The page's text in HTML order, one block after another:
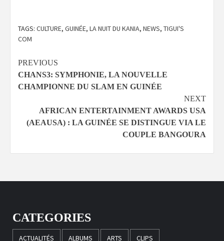
TAGS: CULTURE, GUINÉE, LA NUIT DU KANIA, NEWS, TIGUI'S
COM
Continue
Reading
PREVIOUS
CHANS3: SYMPHONIE, LA NOUVELLE
CHAMPIONNE DU SLAM EN GUINÉE
NEXT
AFRICAN ENTERTAINMENT AWARDS USA
(AEAUSA) : LA GUINÉE SE DISTINGUE VIA LE
COUPLE BANGOURA
CATEGORIES
ACTUALITÉS ALBUMS ARTS CLIPS